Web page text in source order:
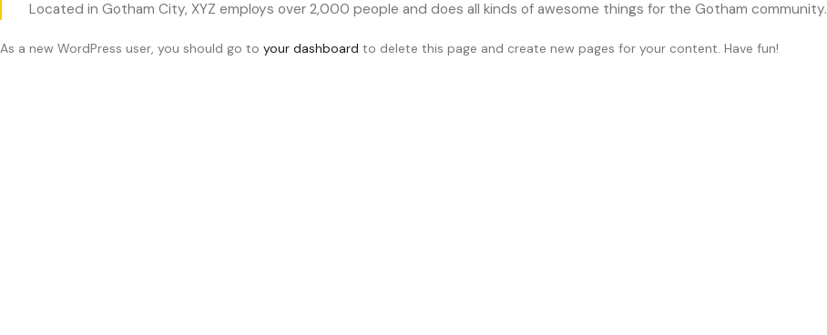
Located in Gotham City, XYZ employs over 2,000 people and does all kinds of awesome things for the Gotham community.
As a new WordPress user, you should go to your dashboard to delete this page and create new pages for your content. Have fun!